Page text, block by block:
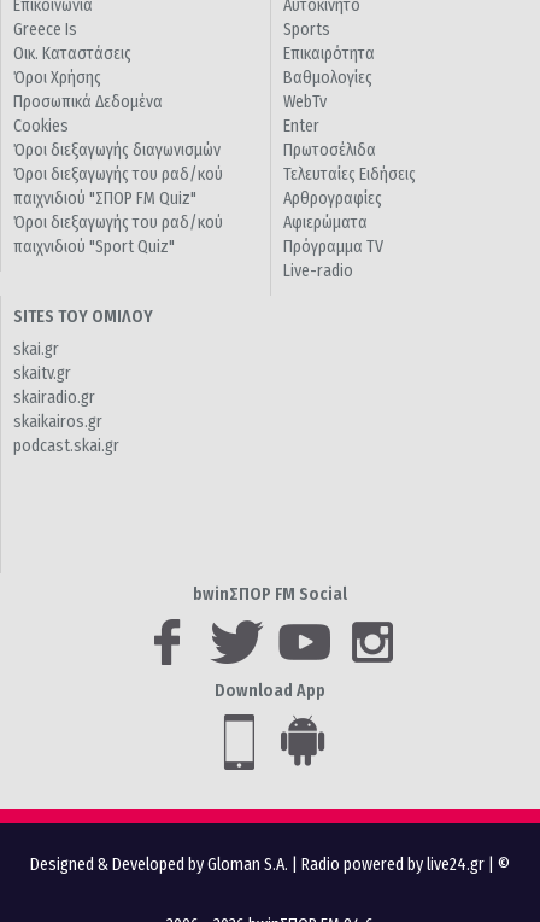
Επικοινωνία
Greece Is
Οικ. Καταστάσεις
Όροι Χρήσης
Προσωπικά Δεδομένα
Cookies
Όροι διεξαγωγής διαγωνισμών
Όροι διεξαγωγής του ραδ/κού
παιχνιδιού "ΣΠΟΡ FM Quiz"
Όροι διεξαγωγής του ραδ/κού
παιχνιδιού "Sport Quiz"
Αυτοκίνητο
Sports
Επικαιρότητα
Βαθμολογίες
WebTv
Enter
Πρωτοσέλιδα
Τελευταίες Ειδήσεις
Αρθρογραφίες
Αφιερώματα
Πρόγραμμα TV
Live-radio
SITES ΤΟΥ ΟΜΙΛΟΥ
skai.gr
skaitv.gr
skairadio.gr
skaikairos.gr
podcast.skai.gr
bwinΣΠΟΡ FM Social
Download App
Designed & Developed by Gloman S.A. Radio powered by live24.gr | ©